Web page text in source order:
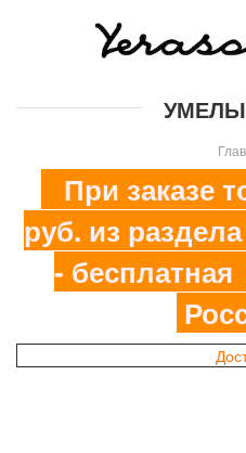
При заказе
руб. из
-